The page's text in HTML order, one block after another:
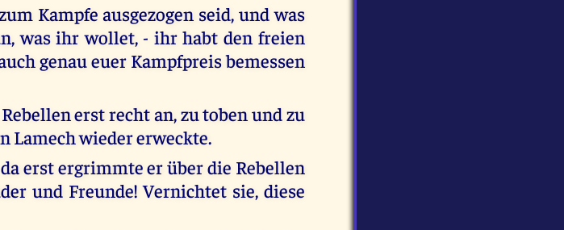
Kampfe ausgezogen seid, und was
was ihr wollet, - ihr habt den freien
genau euer Kampfpreis bemessen
erst recht an, zu toben und zu
Lamech wieder erweckte.
erst ergrimmte er über die Rebellen
und Freunde! Vernichtet sie, diese